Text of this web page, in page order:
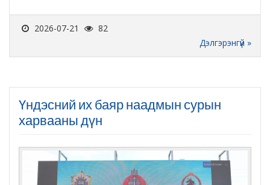
2026-07-21
82
Дэлгэрэнгүй »
Үндэсний их баяр наадмын сурын
харвааны дүн